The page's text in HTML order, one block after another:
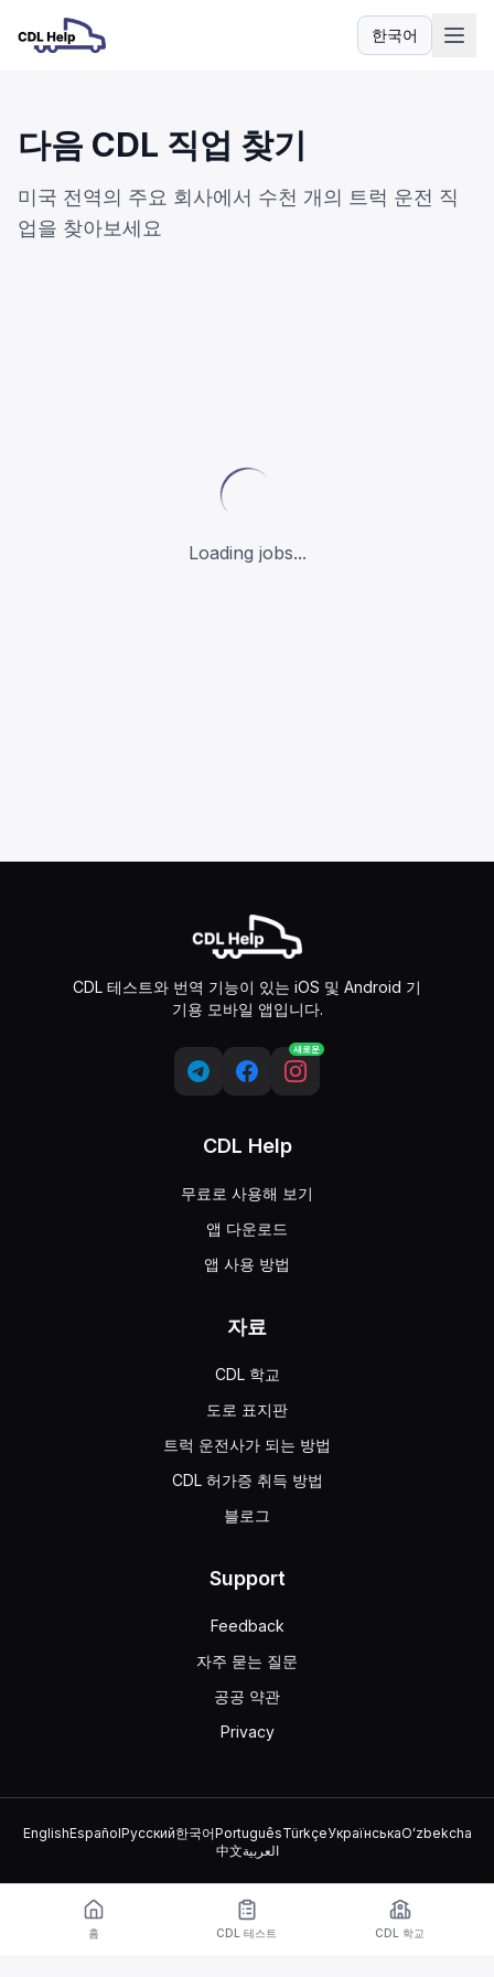
한국어
언어
다음 CDL 직업 찾기
미국 전역의 주요 회사에서 수천 개의 트럭 운전 직
업을 찾아보세요
Loading jobs...
CDL 테스트와 번역 기능이 있는 iOS 및 Android 기
기용 모바일 앱입니다.
새로운
CDL Help
무료로 사용해 보기
앱 다운로드
앱 사용 방법
자료
CDL 학교
도로 표지판
트럭 운전사가 되는 방법
CDL 허가증 취득 방법
블로그
Support
Feedback
자주 묻는 질문
공공 약관
Privacy
EnglishEspañolРусский한국어PortuguêsTürkçeУкраїнськаOʻzbekcha
中文العربية
© 2026 TruckDriver.help LLC
이 플랫폼은 회사 소유이며 정부 기관과 관련이 없습니다.
홈 CDL 테스트 CDL 학교